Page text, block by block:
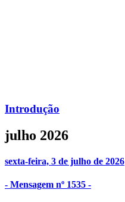
Introdução
julho 2026
sexta-feira, 3 de julho de 2026
- Mensagem nº 1535 -